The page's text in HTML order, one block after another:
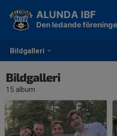
Bildgalleri
ALUNDA IBF
Bildgalleri
15 album